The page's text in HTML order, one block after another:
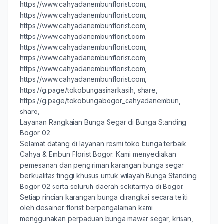
https://www.cahyadanembunflorist.com,
https://www.cahyadanembunflorist.com,
https://www.cahyadanembunflorist.com,
https://www.cahyadanembunflorist.com
https://www.cahyadanembunflorist.com,
https://www.cahyadanembunflorist.com,
https://www.cahyadanembunflorist.com,
https://www.cahyadanembunflorist.com,
https://g.page/tokobungasinarkasih, share
https://g.page/tokobungabogor_cahyadanembun,
share,
Layanan Rangkaian Bunga Segar di Bunga Standing
Bogor 02
Selamat datang di layanan resmi toko bunga terbaik
Cahya & Embun Florist Bogor. Kami menyediakan
pemesanan dan pengiriman karangan bunga segar
berkualitas tinggi khusus untuk wilayah Bunga Standing
Bogor 02 serta seluruh daerah sekitarnya di Bogor.
Setiap rincian karangan bunga dirangkai secara teliti
oleh desainer florist berpengalaman kami
menggunakan perpaduan bunga mawar segar, krisan,